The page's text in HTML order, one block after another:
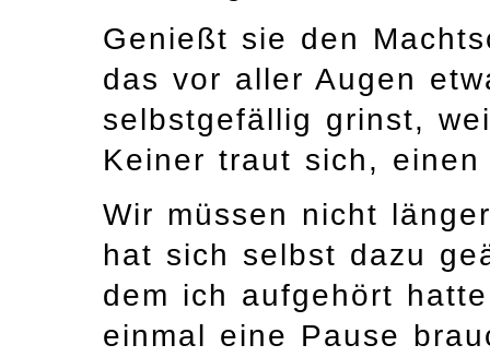
Genießt sie den
das vor aller Augen
selbstgefällig grinst,
Keiner traut sich,
Wir müssen nicht
hat sich selbst dazu
dem ich aufgehört
einmal eine Pause